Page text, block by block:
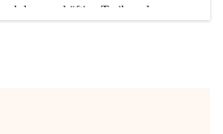
das geschäftige Treiben der